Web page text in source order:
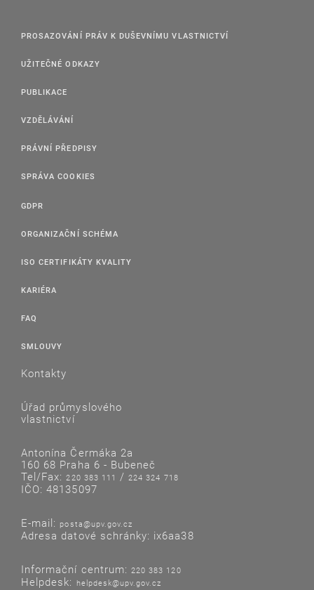
PROSAZOVÁNÍ PRÁV K DUŠEVNÍMU VLASTNICTVÍ
UŽITEČNÉ ODKAZY
PUBLIKACE
VZDĚLÁVÁNÍ
PRÁVNÍ PŘEDPISY
SPRÁVA COOKIES
GDPR
ORGANIZAČNÍ SCHÉMA
ISO CERTIFIKÁTY KVALITY
KARIÉRA
FAQ
SMLOUVY
Kontakty
Úřad průmyslového
vlastnictví
Antonína Čermáka 2a
160 68 Praha 6 - Bubeneč
Tel/Fax:220 383 111 /224 324 718
IČO: 48135097
E-mail: posta@upv.gov.cz
Adresa datové schránky: ix6aa38
Informační centrum: 220 383 120
Helpdesk: helpdesk@upv.gov.cz